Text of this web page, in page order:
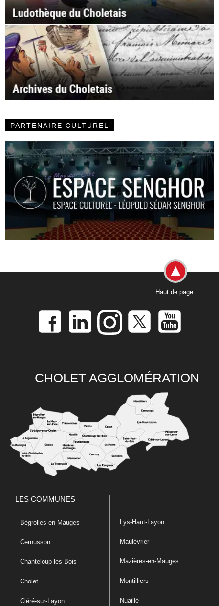
PARTENAIRE CULTUREL
Haut de page
CHOLET AGGLOMÉRATION
LES COMMUNES
Bégrolles-en-Mauges
Cernusson
Chanteloup-les-Bois
Cholet
Cléré-sur-Layon
Lys-Haut-Layon
Maulévrier
Mazières-en-Mauges
Montilliers
Nuaillé